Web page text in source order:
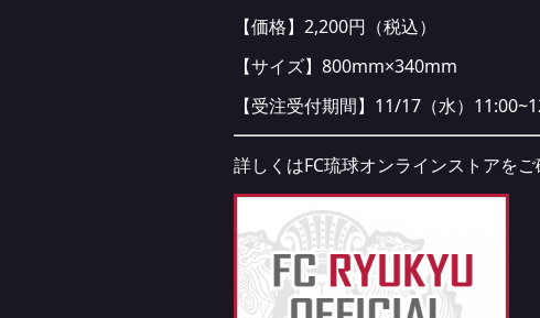
【価格】2,200円（税込）
【サイズ】800mm×340mm
【受注受付期間】11/17（水）
詳しくはFC琉球オンラインストアをご